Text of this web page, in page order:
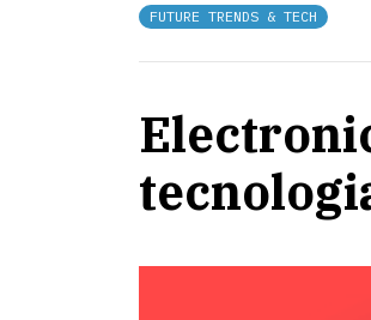
FUTURE TRENDS & TECH